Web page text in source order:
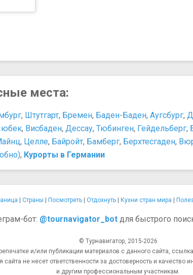
места:
, Штутгарт, Бремен, Баден-Баден, Аугсбург,
, Висбаден, Дессау, Тюбинген, Гейдельберг,
, Целле, Байройт, Бамберг, Берхтесгаден,
, Курорты в Германии
Страны Посмотреть| Отдохнуть| Кухни стран мира
бот: @tournavigator_bot для быстрого
© Турнавигатор, 2015-2026
и/или публикации материалов с данного сайта,
не несет ответственности за достоверность и
и другим профессиональным участникам.